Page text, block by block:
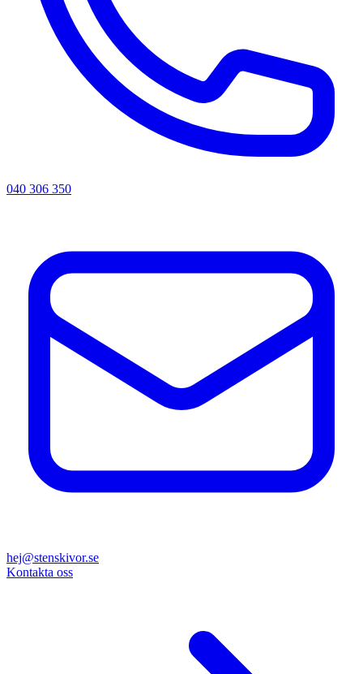
040 306 350
hej@stenskivor.se
Kontakta oss